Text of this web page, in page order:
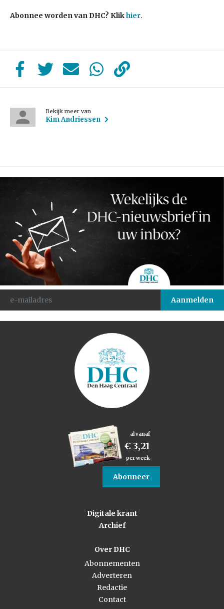
Abonnee worden van DHC? Klikhier.
Bekijk meer van
Kim Andriessen
al vanaf
€ 3,21
per week
Abonneer
Digitale krant
Archief
Over DHC
Abonnementen
Adverteren
Redactie
Contact